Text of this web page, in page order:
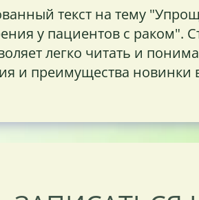
текст на тему
у пациентов с раком".
легко читать и
и преимущества новинки